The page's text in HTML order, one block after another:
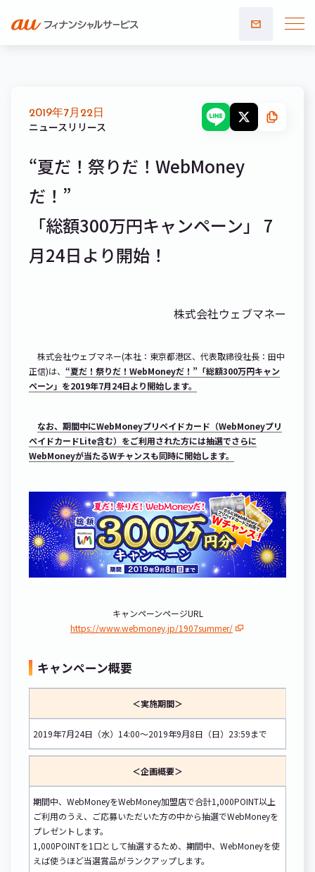
合わせ
2019年7月22日
ニュースリリース
“夏だ！祭りだ！WebMoney
だ！”
「総額300万円キャンペーン」 7
月24日より開始！
株式会社ウェブマネー
株式会社ウェブマネー(本社：東京都港区、代表取締役社長：田中
正信)は、 “夏だ！祭りだ！WebMoneyだ！”「総額300万円キャン
ペーン」を2019年7月24日より開始します。
なお、期間中にWebMoneyプリペイドカード（WebMoneyプリ
ペイドカードLite含む）をご利用された方には抽選でさらに
WebMoneyが当たるWチャンスも同時に開始します。
キャンペーンページURL
https://www.webmoney.jp/1907summer/
キャンペーン概要
＜実施期間＞
2019年7月24日（水）14:00～2019年9月8日（日）23:59まで
＜企画概要＞
期間中、WebMoneyをWebMoney加盟店で合計1,000POINT以上
ご利用のうえ、ご応募いただいた方の中から抽選でWebMoneyを
プレゼントします。
1,000POINTを1口として抽選するため、期間中、WebMoneyを使
えば使うほど当選賞品がランクアップします。